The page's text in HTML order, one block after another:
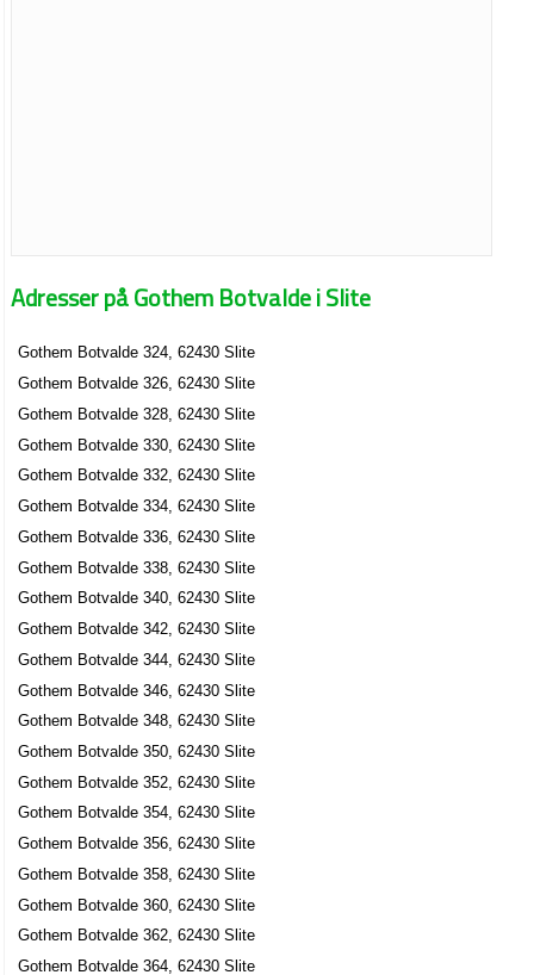
Adresser på Gothem Botvalde i Slite
Gothem Botvalde 324, 62430 Slite
Gothem Botvalde 326, 62430 Slite
Gothem Botvalde 328, 62430 Slite
Gothem Botvalde 330, 62430 Slite
Gothem Botvalde 332, 62430 Slite
Gothem Botvalde 334, 62430 Slite
Gothem Botvalde 336, 62430 Slite
Gothem Botvalde 338, 62430 Slite
Gothem Botvalde 340, 62430 Slite
Gothem Botvalde 342, 62430 Slite
Gothem Botvalde 344, 62430 Slite
Gothem Botvalde 346, 62430 Slite
Gothem Botvalde 348, 62430 Slite
Gothem Botvalde 350, 62430 Slite
Gothem Botvalde 352, 62430 Slite
Gothem Botvalde 354, 62430 Slite
Gothem Botvalde 356, 62430 Slite
Gothem Botvalde 358, 62430 Slite
Gothem Botvalde 360, 62430 Slite
Gothem Botvalde 362, 62430 Slite
Gothem Botvalde 364, 62430 Slite